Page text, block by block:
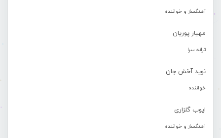
آهنگساز و خواننده
مهیار پوریان
ترانه سرا
نوید آخش جان
خواننده
ایوب گلزاری
آهنگساز و خواننده